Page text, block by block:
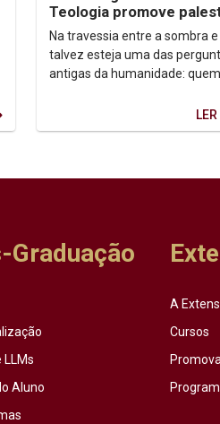
Teologia promove
sobre autoconhecimento
Na travessia entre a sombra e
talvez esteja uma das
antigas da humanidade: quem
Graduação
LLMs
Aluno
A
Cursos